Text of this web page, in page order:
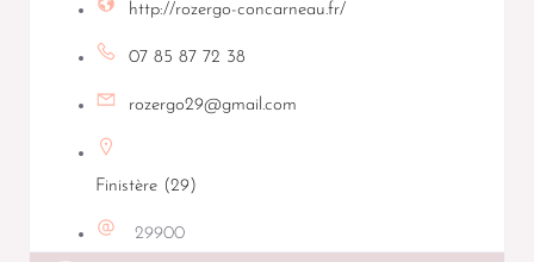
http://rozergo-concarneau.fr/
07 85 87 72 38
rozergo29@gmail.com
Finistère (29)
29900